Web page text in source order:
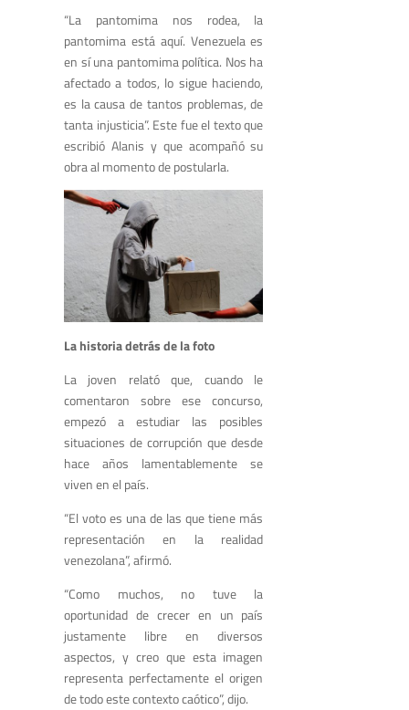
“La pantomima nos rodea, la
pantomima está aquí. Venezuela es
en sí una pantomima política. Nos ha
afectado a todos, lo sigue haciendo,
es la causa de tantos problemas, de
tanta injusticia”. Este fue el texto que
escribió Alanis y que acompañó su
obra al momento de postularla.
La historia detrás de la foto
La joven relató que, cuando le
comentaron sobre ese concurso,
empezó a estudiar las posibles
situaciones de corrupción que desde
hace años lamentablemente se
viven en el país.
“El voto es una de las que tiene más
representación en la realidad
venezolana”, afirmó.
“Como muchos, no tuve la
oportunidad de crecer en un país
justamente libre en diversos
aspectos, y creo que esta imagen
representa perfectamente el origen
de todo este contexto caótico”, dijo.